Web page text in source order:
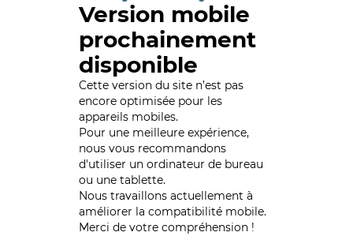
Version mobile
prochainement
disponible
Cette version du site n’est pas
encore optimisée pour les
appareils mobiles.
Pour une meilleure expérience,
nous vous recommandons
d'utiliser un ordinateur de bureau
ou une tablette.
Nous travaillons actuellement à
améliorer la compatibilité mobile.
Merci de votre compréhension !